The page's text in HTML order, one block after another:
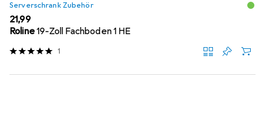
Serverschrank Zubehör
EUR
21,99
Roline19-Zoll Fachboden 1 HE
1